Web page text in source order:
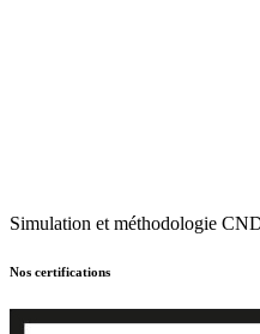
Simulation et méthodologie
Nos certifications